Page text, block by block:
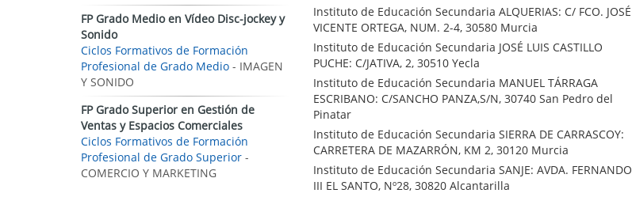
Instituto de Educación Secundaria ALQUERIAS: C/ FCO. JOSÉ
VICENTE ORTEGA, NUM. 2-4, 30580 Murcia
Instituto de Educación Secundaria JOSÉ LUIS CASTILLO
PUCHE: C/JATIVA, 2, 30510 Yecla
Instituto de Educación Secundaria MANUEL TÁRRAGA
ESCRIBANO: C/SANCHO PANZA,S/N, 30740 San Pedro del
Pinatar
Instituto de Educación Secundaria SIERRA DE CARRASCOY:
CARRETERA DE MAZARRÓN, KM 2, 30120 Murcia
Instituto de Educación Secundaria SANJE: AVDA. FERNANDO
III EL SANTO, Nº28, 30820 Alcantarilla
FP Grado Medio en Vídeo Disc-jockey y
Sonido
Ciclos Formativos de Formación
Profesional de Grado Medio - IMAGEN
Y SONIDO
FP Grado Superior en Gestión de
Ventas y Espacios Comerciales
Ciclos Formativos de Formación
Profesional de Grado Superior -
COMERCIO Y MARKETING